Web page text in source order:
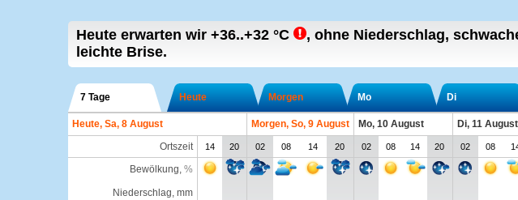
Heute erwarten wir +36..+32 °C , ohne Niederschlag,
leichte Brise.
7 Tage Heute Morgen Mo Di
Heute, Sa, 8 August Morgen, So, 9 August Mo, 10 August Di, 11 August
Ortszeit
14 20 02 08 14 20 02 08 14 20 02 08
Bewölkung, %
Niederschlag, mm